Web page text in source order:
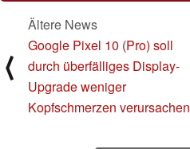
⟨
Ältere News
Google Pixel 10 (Pro) soll
durch überfälliges Display-
Upgrade weniger
Kopfschmerzen verursachen